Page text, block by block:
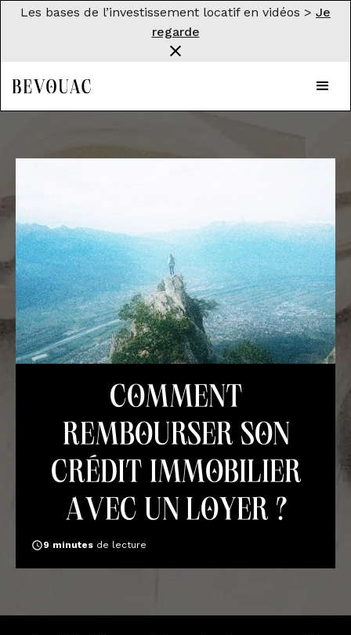
Les bases de l’investissement locatif en vidéos > Je
regarde
Comment
rembourser son
crédit immobilier
avec un loyer ?
9 minutes de lecture